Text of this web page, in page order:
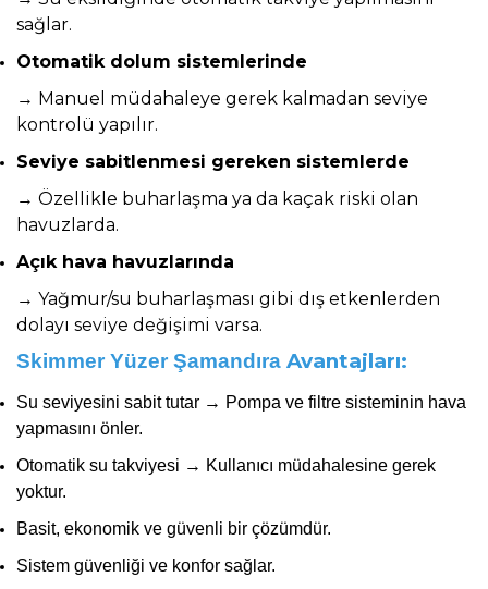
sağlar.
Otomatik dolum sistemlerinde
→ Manuel müdahaleye gerek kalmadan seviye
kontrolü yapılır.
Seviye sabitlenmesi gereken sistemlerde
→ Özellikle buharlaşma ya da kaçak riski olan
havuzlarda.
Açık hava havuzlarında
→ Yağmur/su buharlaşması gibi dış etkenlerden
dolayı seviye değişimi varsa.
Skimmer Yüzer Şamandıra Avantajları:
Su seviyesini sabit tutar → Pompa ve filtre sisteminin hava
yapmasını önler.
Otomatik su takviyesi → Kullanıcı müdahalesine gerek
yoktur.
Basit, ekonomik ve güvenli bir çözümdür.
Sistem güvenliği ve konfor sağlar.